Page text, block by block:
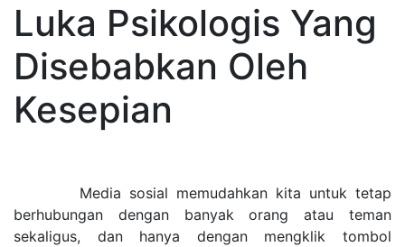
Luka Psikologis Yang
Disebabkan Oleh
Kesepian
Media sosial memudahkan kita untuk tetap
berhubungan dengan banyak orang atau teman
sekaligus, dan hanya dengan mengklik tombol